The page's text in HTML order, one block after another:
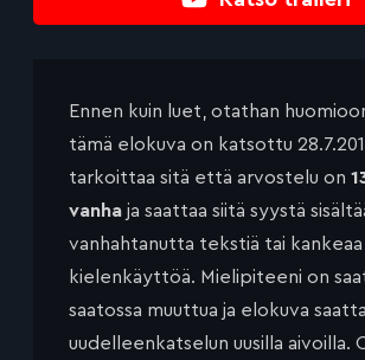
Ennen kuin luet, otathan
tämä elokuva on katsottu
tarkoittaa sitä että arvostelu on
vanha ja saattaa siitä syystä
vanhahtanutta tekstiä tai kankeaa
kielenkäyttöä. Mielipiteeni on
saatossa muuttua ja elokuva
uudelleenkatselun uusilla aivoilla.